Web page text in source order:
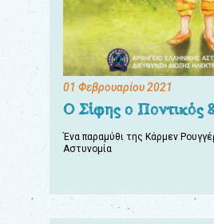
01 Φεβρουαρίου 2021
Ο Σίφης ο Ποντικός
Ένα παραμύθι της Κάρμεν
Αστυνομία